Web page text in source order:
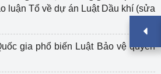
luận Tổ về dự án Luật Dầu khí (sửa
gia phổ biến Luật Bảo vệ quyền